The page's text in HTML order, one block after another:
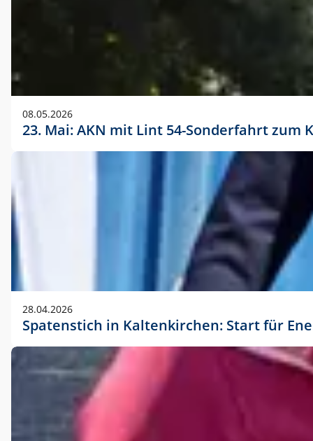
08.05.2026
23. Mai: AKN mit Lint 54-Sonderfahrt
28.04.2026
Spatenstich in Kaltenkirchen: Start für